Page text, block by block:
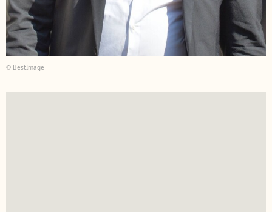
© BestImage